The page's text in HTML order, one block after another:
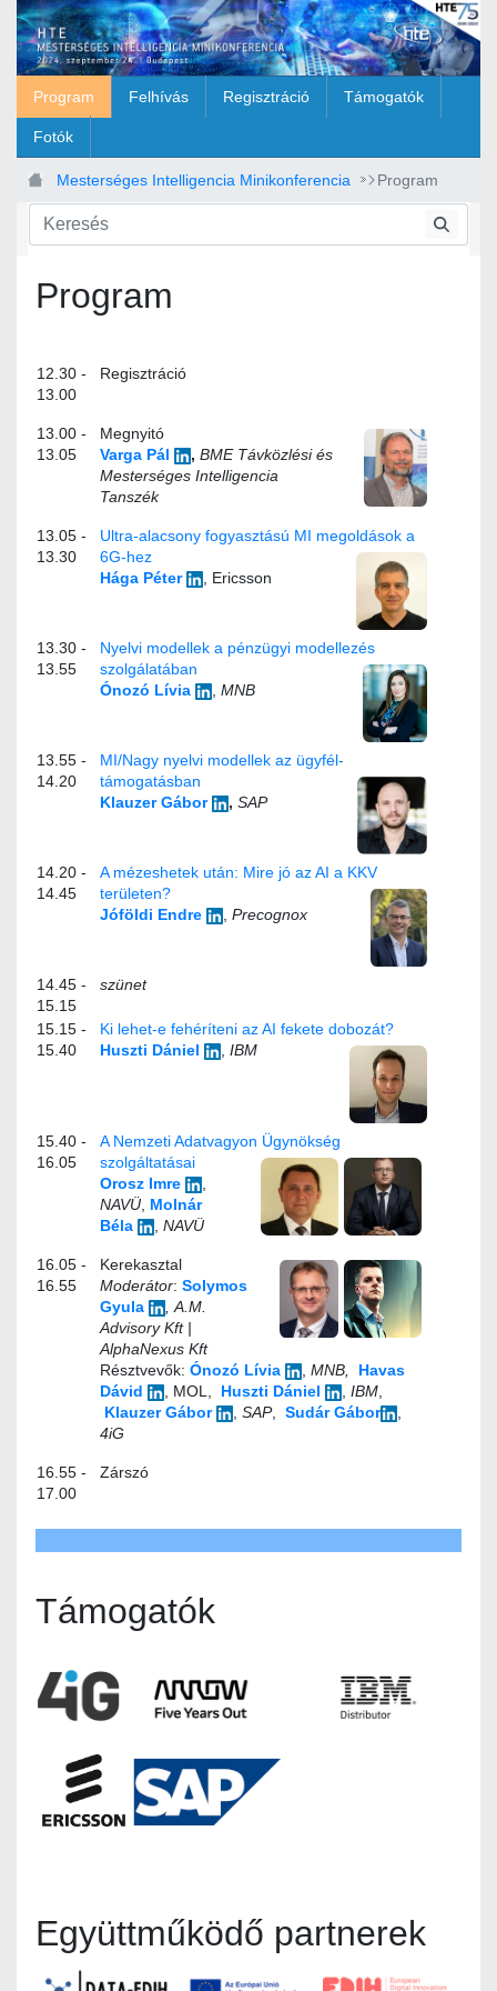
Ugrás a fő tartalomhoz
Program Felhívás Regisztráció Támogatók
Fotók
Mesterséges Intelligencia Minikonferencia Program
Program
12.30 -
13.00
Regisztráció
13.00 -
13.05
Megnyitó
Varga Pál
, BME Távközlési és
Mesterséges Intelligencia
Tanszék
13.05 -
13.30
Ultra-alacsony fogyasztású MI megoldások a
6G-hez
Hága Péter
, Ericsson
13.30 -
13.55
Nyelvi modellek a pénzügyi modellezés
szolgálatában
Ónozó Lívia
MNB
13.55 -
14.20
MI/Nagy nyelvi modellek az ügyfél-
támogatásban
Klauzer Gábor
, SAP
14.20 -
14.45
A mézeshetek után: Mire jó az AI a KKV
területen?
Jóföldi Endre
Precognox
14.45 -
15.15
szünet
15.15 -
15.40
Ki lehet-e fehéríteni az AI fekete dobozát?
Huszti Dániel
IBM
15.40 -
16.05
A Nemzeti Adatvagyon Ügynökség
szolgáltatásai
Orosz Imre
NAVÜ Molnár
Béla
NAVÜ
16.05 -
16.55
Kerekasztal
Moderátor: Solymos
Gyula
, A.M.
Advisory Kft |
AlphaNexus Kft
Résztvevők: Ónozó Lívia MNB, Havas
Dávid
, MOL, Huszti Dániel IBM
Klauzer Gábor
SAP, Sudár Gábor
4iG
16.55 -
17.00
Zárszó
Támogatók
Együttműködő partnerek